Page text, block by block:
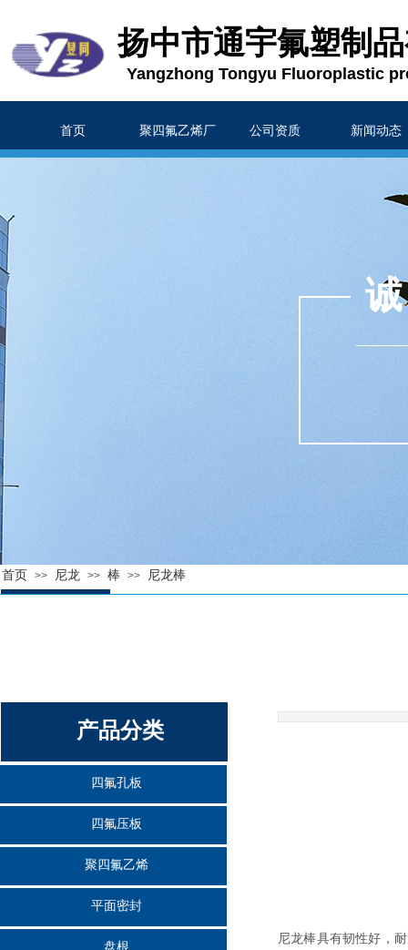
扬中市通宇氟塑制
Yangzhong Tongyu Fluoroplastic
首页 聚四氟乙烯厂 公司资质 新闻动态
首页 >> 尼龙 >> 棒 >> 尼龙棒
尼龙棒具有韧性好，
产品分类
四氟孔板
四氟压板
聚四氟乙烯
平面密封
盘根